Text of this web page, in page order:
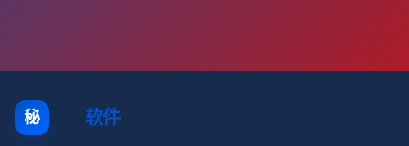
秘 软件